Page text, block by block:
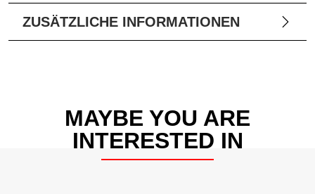
ZUSÄTZLICHE INFORMATIONEN
MAYBE YOU ARE
INTERESTED IN